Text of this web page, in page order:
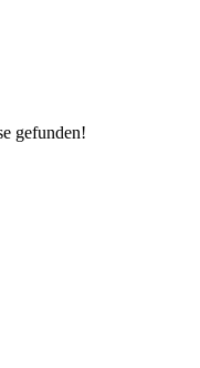
gefunden!